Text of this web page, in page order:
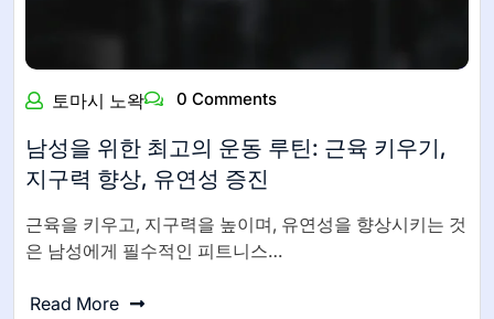
토마시 노왁 0 Comments
남성을 위한 최고의 운동 루틴: 근육 키우기,
지구력 향상, 유연성 증진
근육을 키우고, 지구력을 높이며, 유연성을 향상시키는 것
은 남성에게 필수적인 피트니스…
Read More